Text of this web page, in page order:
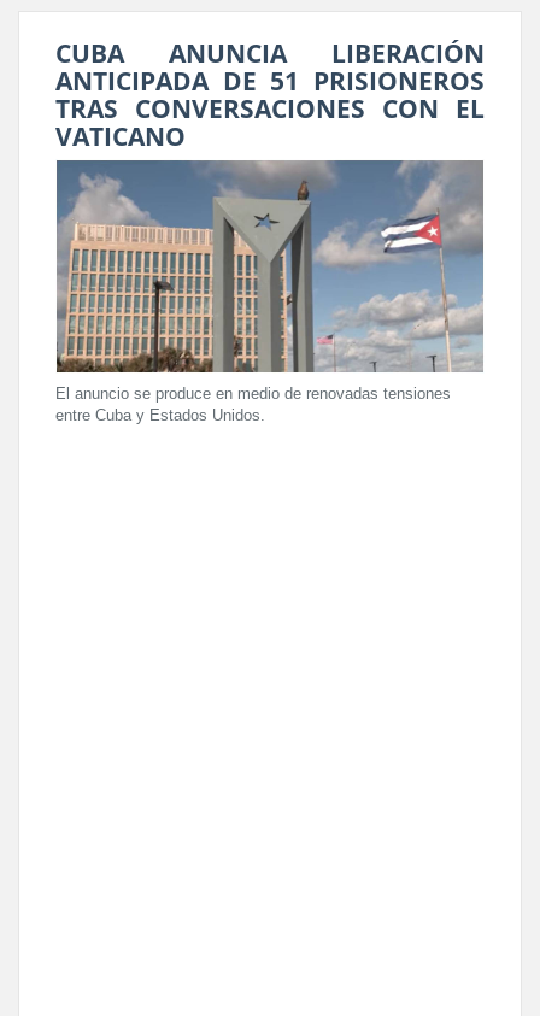
CUBA ANUNCIA LIBERACIÓN
ANTICIPADA DE 51 PRISIONEROS
TRAS CONVERSACIONES CON EL
VATICANO
El anuncio se produce en medio de renovadas tensiones
entre Cuba y Estados Unidos.